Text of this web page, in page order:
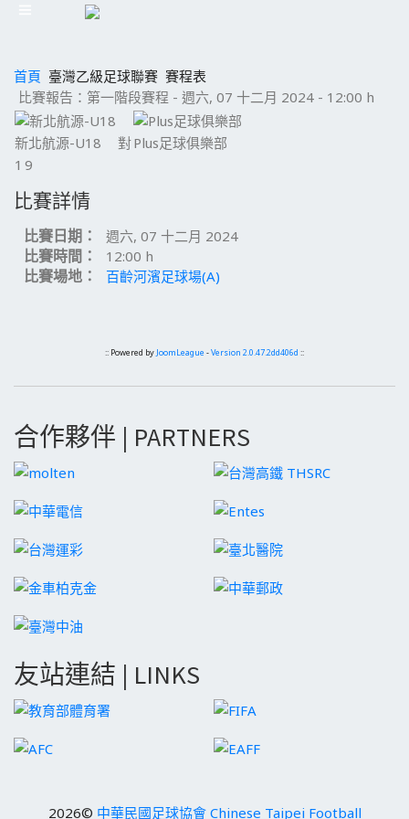
首頁 臺灣乙級足球聯賽 賽程表
比賽報告：第一階段賽程 - 週六, 07 十二月 2024 - 12:00 h
新北航源-U18 對Plus足球俱樂部
1 9
比賽詳情
比賽日期： 週六, 07 十二月 2024
比賽時間： 12:00 h
比賽場地： 百齡河濱足球場(A)
:: Powered by JoomLeague -Version 2.0.47.2dd406d ::
合作夥伴 | PARTNERS
友站連結 | LINKS
2026© 中華民國足球協會 Chinese Taipei Football